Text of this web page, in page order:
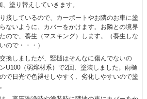
塗り替えしていきます。
接しているので、カーポートやお隣のお車に塗
ないように、カバーをかけます。お隣との境界
ので、養生（マスキング）します。（養生しな
ので・・・）
換しましたが、竪樋はそんなに傷んでないの
U100（弱熔材系）で2回、塗装しました。雨樋
で日光で色褪せしやすく、劣化しやすいので塗